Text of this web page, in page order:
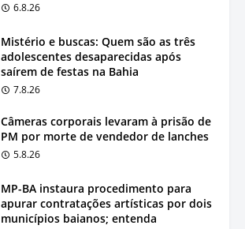
6.8.26
Mistério e buscas: Quem são as três
adolescentes desaparecidas após
saírem de festas na Bahia
7.8.26
Câmeras corporais levaram à prisão de
PM por morte de vendedor de lanches
5.8.26
MP-BA instaura procedimento para
apurar contratações artísticas por dois
municípios baianos; entenda